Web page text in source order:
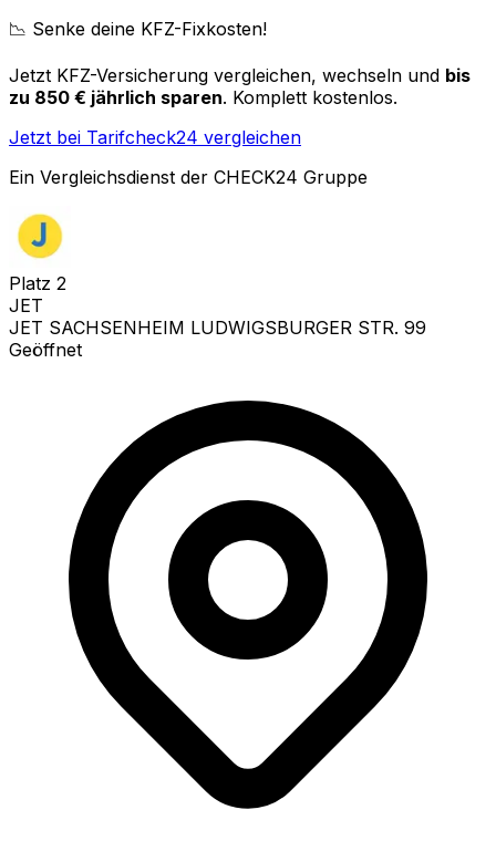
📉 Senke deine KFZ-Fixkosten!
Jetzt KFZ-Versicherung vergleichen, wechseln und bis
zu 850 € jährlich sparen. Komplett kostenlos.
Jetzt bei Tarifcheck24 vergleichen
Ein Vergleichsdienst der CHECK24 Gruppe
Platz 2
JET
JET SACHSENHEIM LUDWIGSBURGER STR. 99
Geöffnet